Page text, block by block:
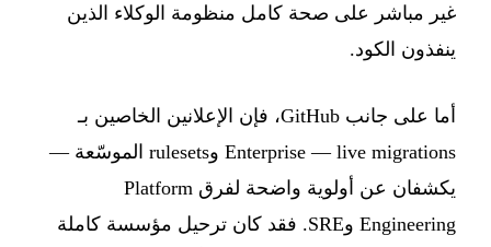
غير مباشر على صحة كامل منظومة الوكلاء الذين
ينفذون الكود.
أما على جانب GitHub، فإن الإعلانين الخاصين بـ
Enterprise — live migrations وrulesets الموسّعة —
يكشفان عن أولوية واضحة لفرق Platform
Engineering وSRE. فقد كان ترحيل مؤسسة كاملة